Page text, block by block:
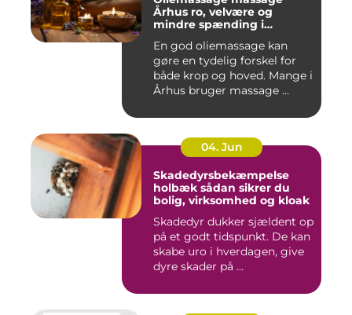
Århus ro, velvære og
mindre spænding i
En god oliemassage kan
gøre en tydelig forskel for
både krop og hoved. Mange i
Århus bruger massage ...
04. Jun
Skadedyrsbekæmpelse
holbæk sådan sikrer du
bolig, virksomhed og kloak
Skadedyr dukker sjældent op
på et godt tidspunkt. De kan
skabe uro i hverdagen, give
dyre skader på ...